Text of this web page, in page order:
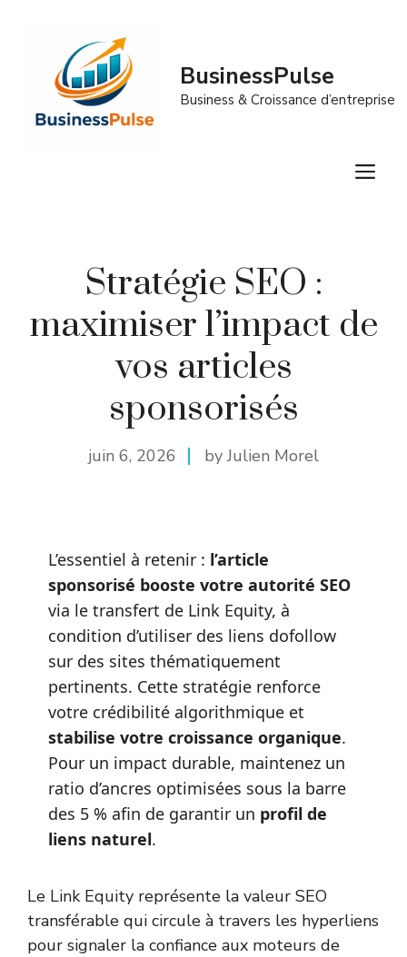
BusinessPulse
Business & Croissance d’entreprise
Stratégie SEO :
maximiser l’impact de
vos articles
sponsorisés
juin 6, 2026 by Julien Morel
L’essentiel à retenir : l’article
sponsorisé booste votre autorité SEO
via le transfert de Link Equity, à
condition d’utiliser des liens dofollow
sur des sites thématiquement
pertinents. Cette stratégie renforce
votre crédibilité algorithmique et
stabilise votre croissance organique.
Pour un impact durable, maintenez un
ratio d’ancres optimisées sous la barre
des 5 % afin de garantir un profil de
liens naturel.
Le Link Equity représente la valeur SEO
transférable qui circule à travers les hyperliens
pour signaler la confiance aux moteurs de